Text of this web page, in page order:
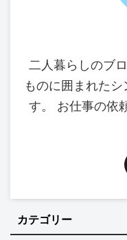
二人暮らしのブ
ものに囲まれた
す。 お仕事の依
カテゴリー